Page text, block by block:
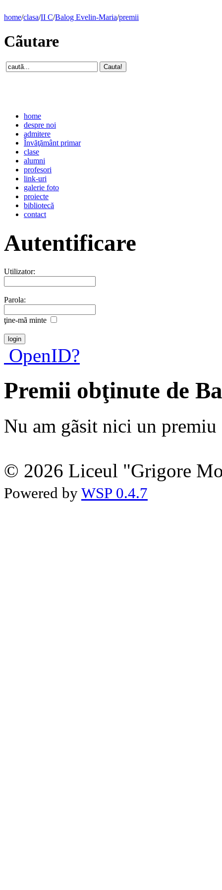
home/clasa/II C/Balog Evelin-Maria/premii
Cãutare
home
despre noi
admitere
Învăţământ primar
clase
alumni
profesori
link-uri
galerie foto
proiecte
bibliotecă
contact
Autentificare
Utilizator:
Parola:
ţine-mã minte
OpenID?
Premii obţinute de
Nu am gãsit nici un premiu
© 2026 Liceul "Grigore
Powered by WSP 0.4.7